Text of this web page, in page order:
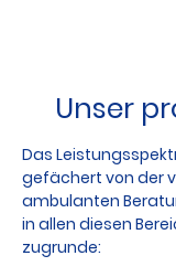
Unser
Das
gefächert von der
ambulanten
in allen diesen
zugrunde: